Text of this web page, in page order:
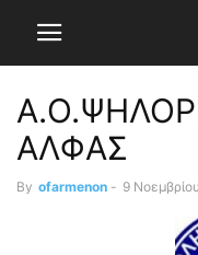
ΑΛΦΑΣ
By ofarmenon - 9